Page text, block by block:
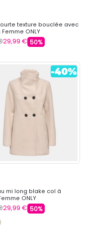
texture bouclée avec
ONLY
29,99 € 50%
mi long blake col à
ONLY
29,99 € 50%